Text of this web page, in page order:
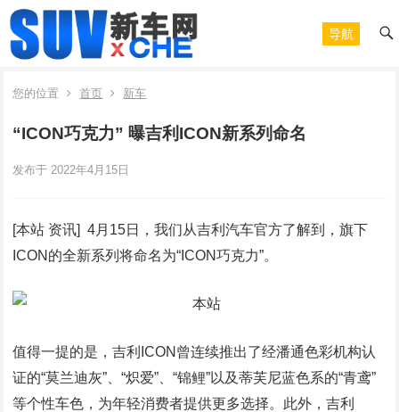
导航
您的位置 首页 新车
“ICON巧克力” 曝吉利ICON新系列命名
发布于 2022年4月15日
[本站 资讯] 4月15日，我们从吉利汽车官方了解到，旗下
ICON的全新系列将命名为“ICON巧克力”。
值得一提的是，吉利ICON曾连续推出了经潘通色彩机构认
证的“莫兰迪灰”、“炽爱”、“锦鲤”以及蒂芙尼蓝色系的“青鸢”
等个性车色，为年轻消费者提供更多选择。此外，吉利